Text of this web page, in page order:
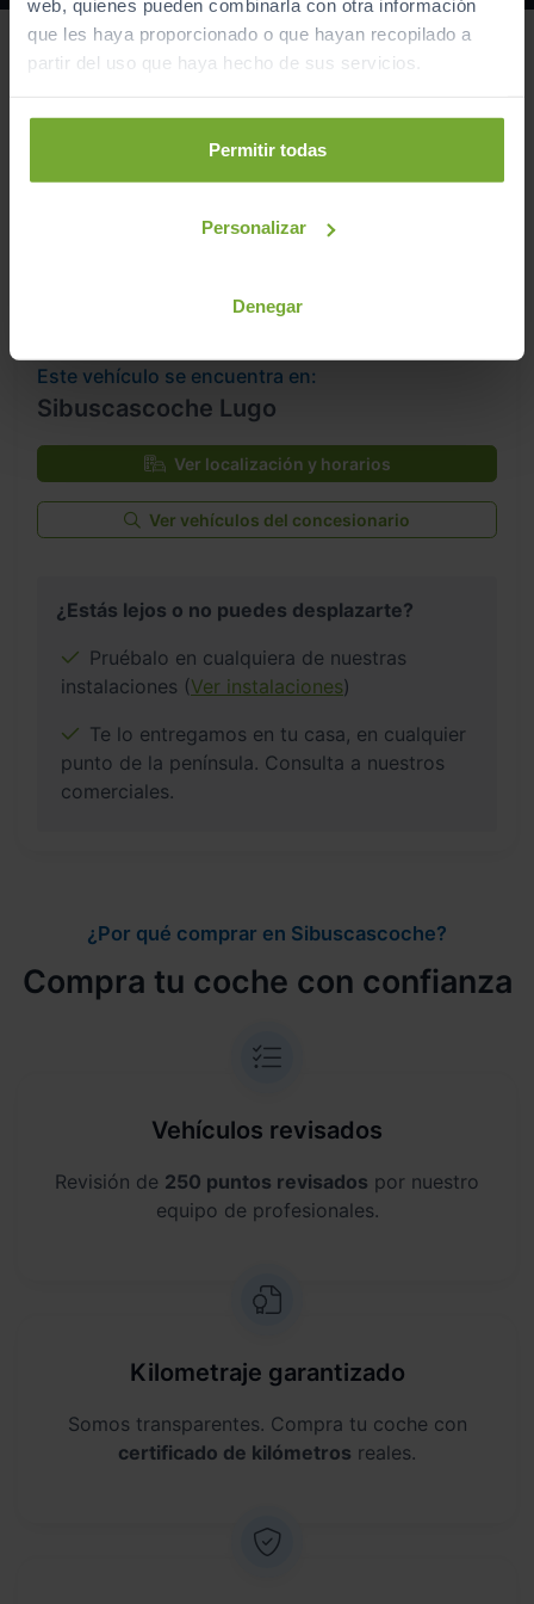
web, quienes pueden combinarla con otra información
que les haya proporcionado o que hayan recopilado a
partir del uso que haya hecho de sus servicios.
Permitir todas
Personalizar
Denegar
Este vehículo se encuentra en:
Sibuscascoche Lugo
Ver localización y horarios
Ver vehículos del concesionario
¿Estás lejos o no puedes desplazarte?
Pruébalo en cualquiera de nuestras
instalaciones (Ver instalaciones)
Te lo entregamos en tu casa, en cualquier
punto de la península. Consulta a nuestros
comerciales.
¿Por qué comprar en Sibuscascoche?
Compra tu coche con confianza
Vehículos revisados
Revisión de 250 puntos revisados por nuestro
equipo de profesionales.
Kilometraje garantizado
Somos transparentes. Compra tu coche con
certificado de kilómetros reales.